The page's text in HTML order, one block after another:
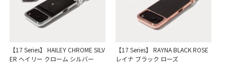
【17 Series】 HAILEY CHROME SILV
ER ヘイリー クローム シルバー
【17 Series】 RAYNA BLACK ROSE
レイナ ブラック ローズ